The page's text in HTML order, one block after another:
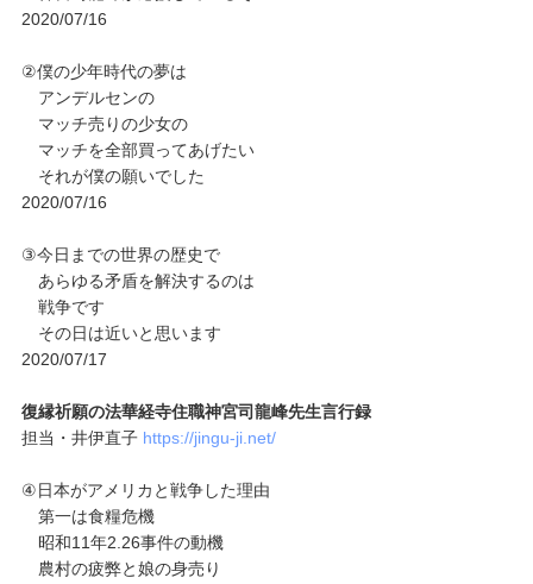
2020/07/16
②僕の少年時代の夢は
アンデルセンの
マッチ売りの少女の
マッチを全部買ってあげたい
それが僕の願いでした
2020/07/16
③今日までの世界の歴史で
あらゆる矛盾を解決するのは
戦争です
その日は近いと思います
2020/07/17
復縁祈願の法華経寺住職神宮司龍峰先生言行録
担当・井伊直子 https://jingu-ji.net/
④日本がアメリカと戦争した理由
第一は食糧危機
昭和11年2.26事件の動機
農村の疲弊と娘の身売り